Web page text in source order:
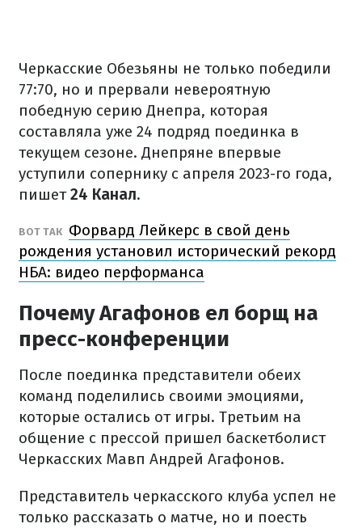
Черкасские Обезьяны не только победили
77:70, но и прервали невероятную
победную серию Днепра, которая
составляла уже 24 подряд поединка в
текущем сезоне. Днепряне впервые
уступили сопернику с апреля 2023-го года,
пишет24 Канал.
ВОТ ТАК Форвард Лейкерс в свой день
рождения установил исторический рекорд
НБА: видео перформанса
Почему Агафонов ел борщ на
пресс-конференции
После поединка представители обеих
команд поделились своими эмоциями,
которые остались от игры. Третьим на
общение с прессой пришел баскетболист
Черкасских Мавп Андрей Агафонов.
Представитель черкасского клуба успел не
только рассказать о матче, но и поесть